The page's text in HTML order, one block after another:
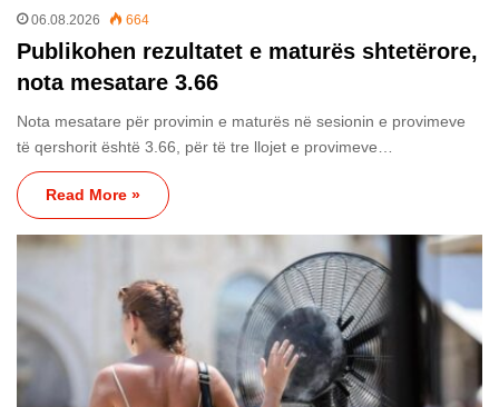
06.08.2026 664
Publikohen rezultatet e maturës shtetërore,
nota mesatare 3.66
Nota mesatare për provimin e maturës në sesionin e provimeve
të qershorit është 3.66, për të tre llojet e provimeve…
Read More »